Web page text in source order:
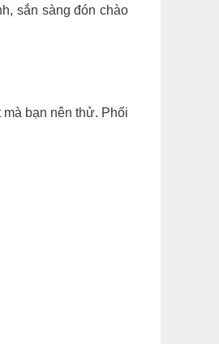
sắn sàng đón chào
bạn nên thử. Phối